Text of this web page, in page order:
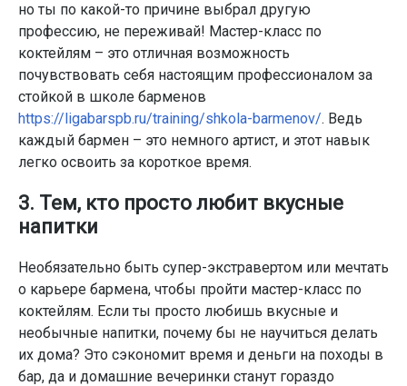
но ты по какой-то причине выбрал другую
профессию, не переживай! Мастер-класс по
коктейлям – это отличная возможность
почувствовать себя настоящим профессионалом за
стойкой в школе барменов
https://ligabarspb.ru/training/shkola-barmenov/. Ведь
каждый бармен – это немного артист, и этот навык
легко освоить за короткое время.
3. Тем, кто просто любит вкусные
напитки
Необязательно быть супер-экстравертом или мечтать
о карьере бармена, чтобы пройти мастер-класс по
коктейлям. Если ты просто любишь вкусные и
необычные напитки, почему бы не научиться делать
их дома? Это сэкономит время и деньги на походы в
бар, да и домашние вечеринки станут гораздо